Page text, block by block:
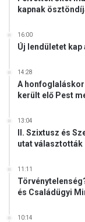
d
á
kapnak
16:00
Új lendületet
14:28
A
került elő Pest
13:04
II. Szixtusz és
utat választották
11:11
és Családügyi
10:14